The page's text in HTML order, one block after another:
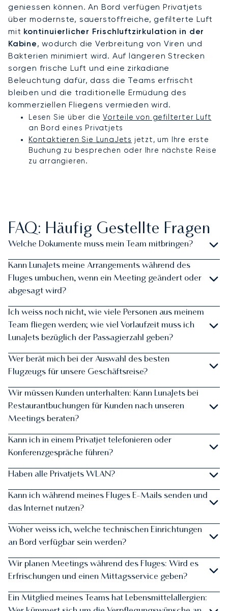
geniessen können. An Bord verfügen Privatjets
über modernste, sauerstoffreiche, gefilterte Luft
mit kontinuierlicher Frischluftzirkulation in der
Kabine, wodurch die Verbreitung von Viren und
Bakterien minimiert wird. Auf längeren Strecken
sorgen frische Luft und eine zirkadiane
Beleuchtung dafür, dass die Teams erfrischt
bleiben und die traditionelle Ermüdung des
kommerziellen Fliegens vermieden wird.
Lesen Sie über dieVorteile von gefilterter Luft
an Bord eines Privatjets
Kontaktieren Sie LunaJets jetzt, um Ihre erste
Buchung zu besprechen oder Ihre nächste Reise
zu arrangieren.
FAQ: Häufig Gestellte Fragen
Welche Dokumente muss mein Team mitbringen?
Kann LunaJets meine Arrangements während des
Fluges umbuchen, wenn ein Meeting geändert oder
abgesagt wird?
Ich weiss noch nicht, wie viele Personen aus meinem
Team fliegen werden; wie viel Vorlaufzeit muss ich
LunaJets bezüglich der Passagierzahl geben?
Wer berät mich bei der Auswahl des besten
Flugzeugs für unsere Geschäftsreise?
Wir müssen Kunden unterhalten: Kann LunaJets bei
Restaurantbuchungen für Kunden nach unseren
Meetings beraten?
Kann ich in einem Privatjet telefonieren oder
Konferenzgespräche führen?
Haben alle Privatjets WLAN?
Kann ich während meines Fluges E-Mails senden und
das Internet nutzen?
Woher weiss ich, welche technischen Einrichtungen
an Bord verfügbar sein werden?
Wir planen Meetings während des Fluges: Wird es
Erfrischungen und einen Mittagsservice geben?
Ein Mitglied meines Teams hat Lebensmittelallergien: